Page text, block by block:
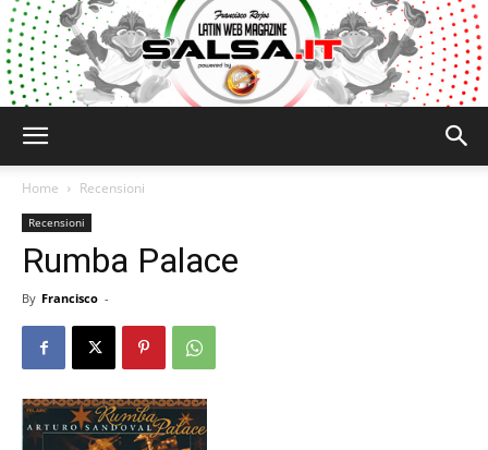
Home Recensioni
Recensioni
Rumba Palace
By Francisco -